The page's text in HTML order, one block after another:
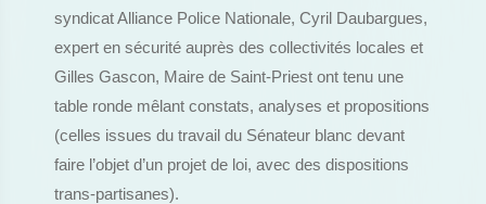
syndicat Alliance Police Nationale, Cyril Daubargues,
expert en sécurité auprès des collectivités locales et
Gilles Gascon, Maire de Saint-Priest ont tenu une
table ronde mêlant constats, analyses et propositions
(celles issues du travail du Sénateur blanc devant
faire l’objet d’un projet de loi, avec des dispositions
trans-partisanes).